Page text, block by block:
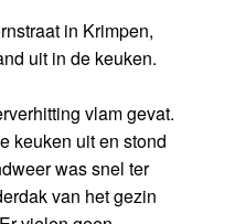
in Krimpen,
uit in de keuken.
vlam gevat.
keuken uit en stond
was snel ter
van het gezin